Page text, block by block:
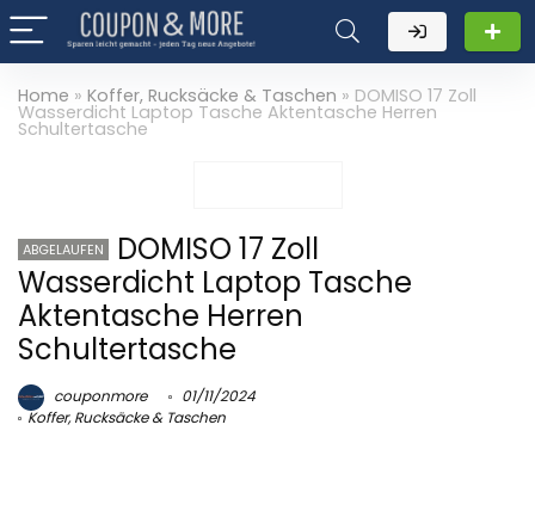
Home » Koffer, Rucksäcke & Taschen » DOMISO 17 Zoll
Wasserdicht Laptop Tasche Aktentasche Herren
Schultertasche
ABGELAUFEN
DOMISO 17 Zoll
Wasserdicht Laptop Tasche
Aktentasche Herren
Schultertasche
couponmore
01/11/2024
Koffer, Rucksäcke & Taschen